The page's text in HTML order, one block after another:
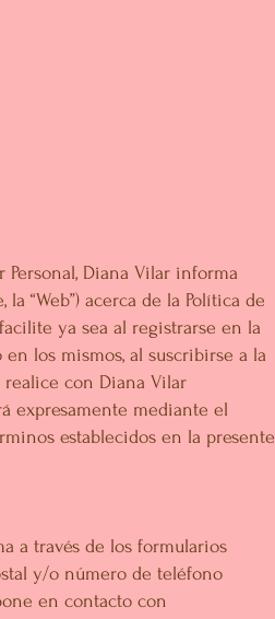
Diana Vilar informa
la “Web”) acerca de la Política de
ya sea al registrarse en la
los mismos, al suscribirse a la
realice con Diana Vilar
expresamente mediante el
establecidos en la presente
a través de los formularios
y/o número de teléfono
en contacto con